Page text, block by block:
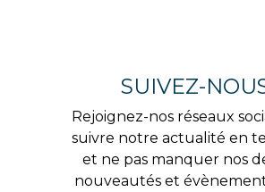
SUIVEZ-
Rejoignez-nos réseaux
suivre notre actualité en
et ne pas manquer nos
nouveautés et